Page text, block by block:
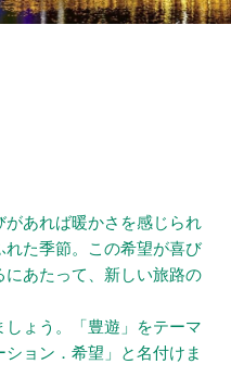
あれば暖かさを感じられ
た季節。この希望が喜び
あたって、新しい旅路の
しょう。「豊遊」をテーマ
ョン．希望」と名付けま